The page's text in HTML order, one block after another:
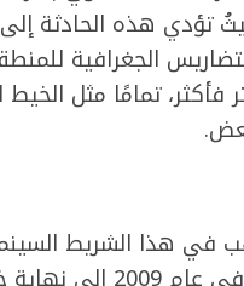
حيثُ تؤدي هذه الحادثة
الجغرافية
فأكثر، تمامًا مثل الخيط
في هذا الشريط